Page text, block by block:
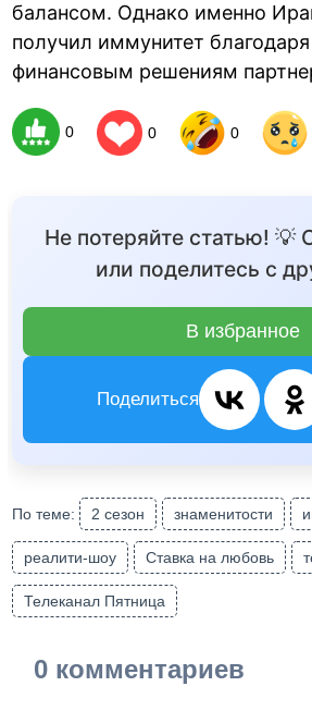
балансом. Однако именно
получил иммунитет
финансовым решениям
0 0 0
Не потеряйте статью! 💡
или поделитесь с
В избранное
Поделиться
По теме: 2 сезон знаменитости
реалити-шоу Ставка на любовь
Телеканал Пятница
0 комментариев